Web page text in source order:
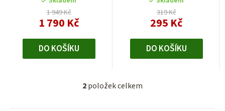
1 949 Kč
1 790 Kč
DO KOŠÍKU
319 Kč
295 Kč
DO KOŠÍKU
O
2položek celkem